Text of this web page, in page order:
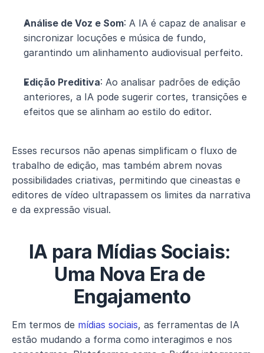
Análise de Voz e Som: A IA é capaz de analisar e
sincronizar locuções e música de fundo,
garantindo um alinhamento audiovisual perfeito.
Edição Preditiva: Ao analisar padrões de edição
anteriores, a IA pode sugerir cortes, transições e
efeitos que se alinham ao estilo do editor.
Esses recursos não apenas simplificam o fluxo de
trabalho de edição, mas também abrem novas
possibilidades criativas, permitindo que cineastas e
editores de vídeo ultrapassem os limites da narrativa
e da expressão visual.
IA para Mídias Sociais:
Uma Nova Era de
Engajamento
Em termos de mídias sociais, as ferramentas de IA
estão mudando a forma como interagimos e nos